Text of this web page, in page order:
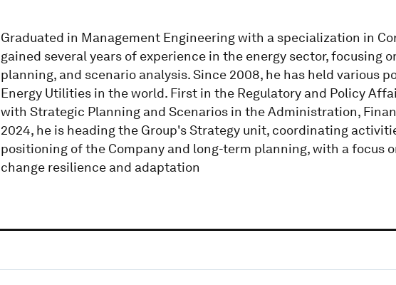
Graduated in Management Engineering with a specialization in
gained several years of experience in the energy sector, focusing
planning, and scenario analysis. Since 2008, he has held various
Energy Utilities in the world. First in the Regulatory and Policy
with Strategic Planning and Scenarios in the Administration,
2024, he is heading the Group's Strategy unit, coordinating
positioning of the Company and long-term planning, with a focus
change resilience and adaptation